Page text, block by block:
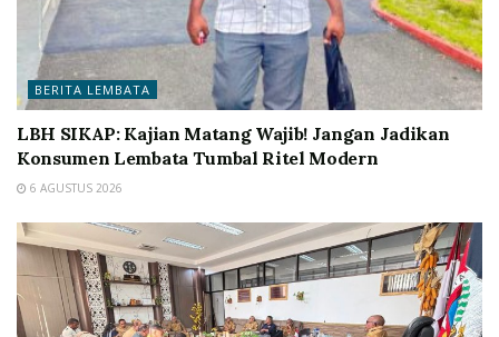
BERITA LEMBATA
LBH SIKAP: Kajian Matang Wajib! Jangan Jadikan
Konsumen Lembata Tumbal Ritel Modern
6 AGUSTUS 2026